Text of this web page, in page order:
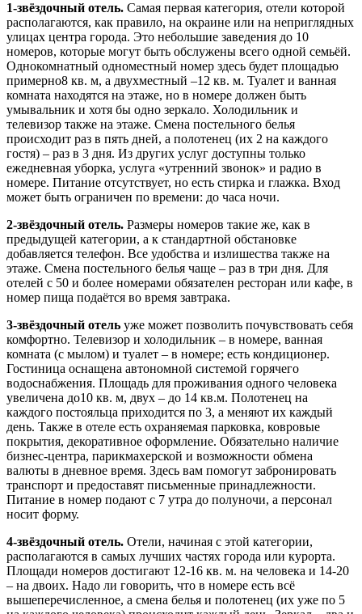
1-звёздочный отель. Самая первая категория, отели которой
располагаются, как правило, на окраине или на неприглядных
улицах центра города. Это небольшие заведения до 10
номеров, которые могут быть обслужены всего одной семьёй.
Однокомнатный одноместный номер здесь будет площадью
примерно8 кв. м, а двухместный –12 кв. м. Туалет и ванная
комната находятся на этаже, но в номере должен быть
умывальник и хотя бы одно зеркало. Холодильник и
телевизор также на этаже. Смена постельного белья
происходит раз в пять дней, а полотенец (их 2 на каждого
гостя) – раз в 3 дня. Из других услуг доступны только
ежедневная уборка, услуга «утренний звонок» и радио в
номере. Питание отсутствует, но есть стирка и глажка. Вход
может быть ограничен по времени: до часа ночи.
2-звёздочный отель. Размеры номеров такие же, как в
предыдущей категории, а к стандартной обстановке
добавляется телефон. Все удобства и излишества также на
этаже. Смена постельного белья чаще – раз в три дня. Для
отелей с 50 и более номерами обязателен ресторан или кафе, в
номер пища подаётся во время завтрака.
3-звёздочный отель уже может позволить почувствовать себя
комфортно. Телевизор и холодильник – в номере, ванная
комната (с мылом) и туалет – в номере; есть кондиционер.
Гостиница оснащена автономной системой горячего
водоснабжения. Площадь для проживания одного человека
увеличена до10 кв. м, двух – до 14 кв.м. Полотенец на
каждого постояльца приходится по 3, а меняют их каждый
день. Также в отеле есть охраняемая парковка, ковровые
покрытия, декоративное оформление. Обязательно наличие
бизнес-центра, парикмахерской и возможности обмена
валюты в дневное время. Здесь вам помогут забронировать
транспорт и предоставят письменные принадлежности.
Питание в номер подают с 7 утра до полуночи, а персонал
носит форму.
4-звёздочный отель. Отели, начиная с этой категории,
располагаются в самых лучших частях города или курорта.
Площади номеров достигают 12-16 кв. м. на человека и 14-20
– на двоих. Надо ли говорить, что в номере есть всё
вышеперечисленное, а смена белья и полотенец (их уже по 5